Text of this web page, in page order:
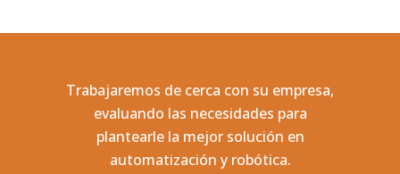
Trabajaremos de cerca con su empresa,
evaluando las necesidades para
plantearle la mejor solución en
automatización y robótica.